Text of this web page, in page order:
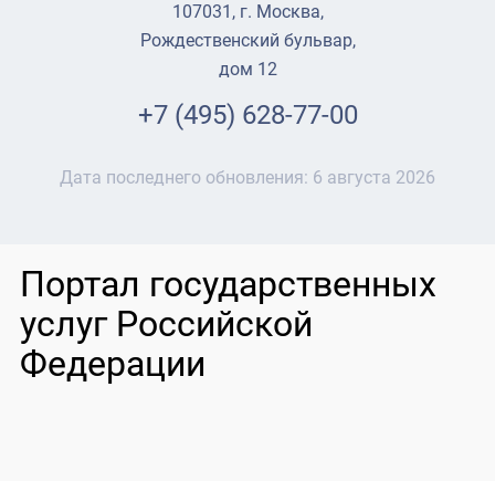
107031, г. Москва,
Рождественский бульвар,
дом 12
+7 (495) 628-77-00
Дата последнего обновления: 6 августа 2026
Портал государственных
услуг Российской
Федерации